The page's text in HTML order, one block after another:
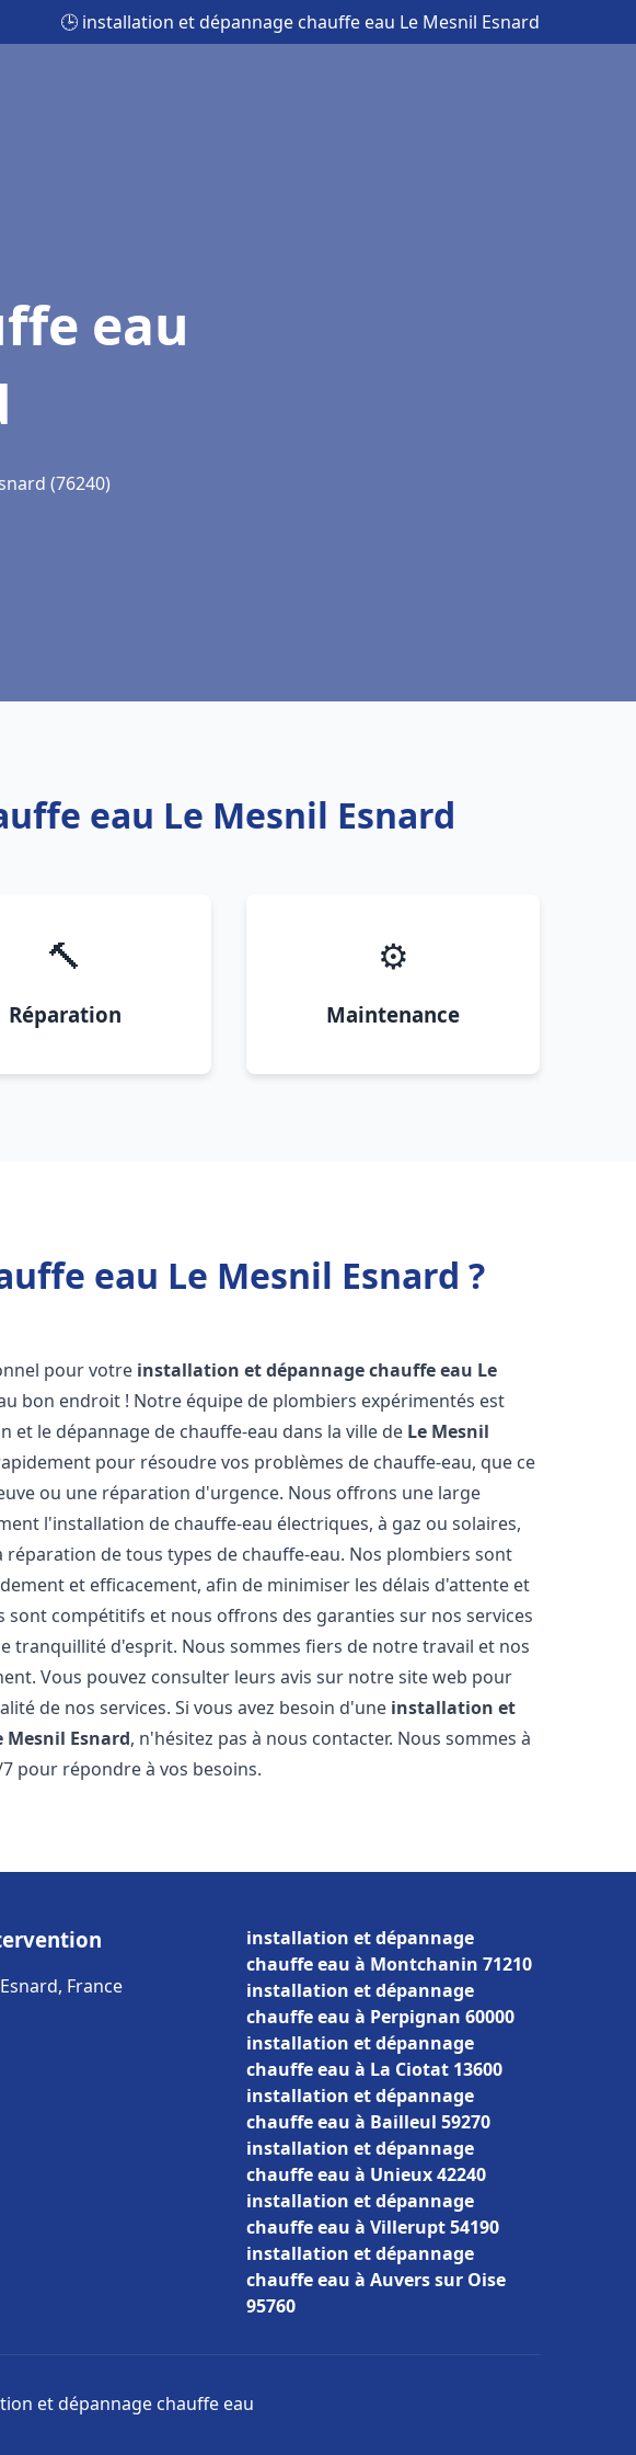
🕒 installation et dépannage chauffe eau Le Mesnil Esnard
eau
(76240)
eau Le Mesnil Esnard
🔨
Réparation
⚙️
Maintenance
eau Le Mesnil Esnard ?
pour votre installation et dépannage chauffe eau Le
bon endroit ! Notre équipe de plombiers expérimentés est
et le dépannage de chauffe-eau dans la ville de Le Mesnil
pour résoudre vos problèmes de chauffe-eau, que ce
ou une réparation d'urgence. Nous offrons une large
l'installation de chauffe-eau électriques, à gaz ou solaires,
réparation de tous types de chauffe-eau. Nos plombiers sont
et efficacement, afin de minimiser les délais d'attente et
compétitifs et nous offrons des garanties sur nos services
tranquillité d'esprit. Nous sommes fiers de notre travail et nos
Vous pouvez consulter leurs avis sur notre site web pour
de nos services. Si vous avez besoin d'une installation et
Mesnil Esnard, n'hésitez pas à nous contacter. Nous sommes à
pour répondre à vos besoins.
France
installation et dépannage
chauffe eau à Montchanin 71210
installation et dépannage
chauffe eau à Perpignan 60000
installation et dépannage
chauffe eau à La Ciotat 13600
installation et dépannage
chauffe eau à Bailleul 59270
installation et dépannage
chauffe eau à Unieux 42240
installation et dépannage
chauffe eau à Villerupt 54190
installation et dépannage
chauffe eau à Auvers sur Oise
95760
et dépannage chauffe eau